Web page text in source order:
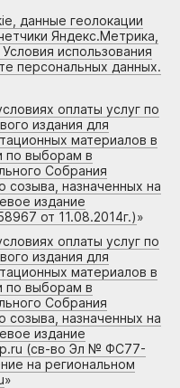
данные геолокации
Яндекс.Метрика,
использования
персональных данных.
оплаты услуг по
издания для
материалов в
по выборам в
Собрания
созыва, назначенных на
издание
от 11.08.2014г.)»
оплаты услуг по
издания для
материалов в
по выборам в
Собрания
созыва, назначенных на
издание
(св-во Эл № ФС77-
на региональном
»